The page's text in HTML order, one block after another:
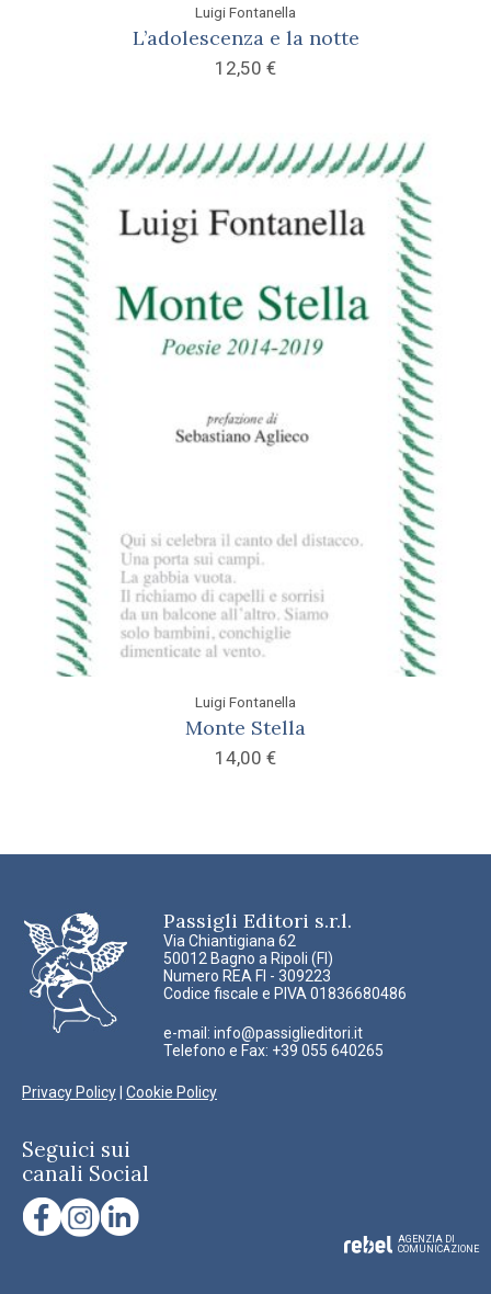
Luigi Fontanella
L’adolescenza e la notte
12,50 €
Luigi Fontanella
Monte Stella
14,00 €
Passigli Editori s.r.l.
Via Chiantigiana 62
50012 Bagno a Ripoli (FI)
Numero REA FI - 309223
Codice fiscale e PIVA 01836680486
e-mail: info@passiglieditori.it
Telefono e Fax: +39 055 640265
Privacy Policy Cookie Policy
Seguici sui
canali Social
AGENZIA DI
COMUNICAZIONE